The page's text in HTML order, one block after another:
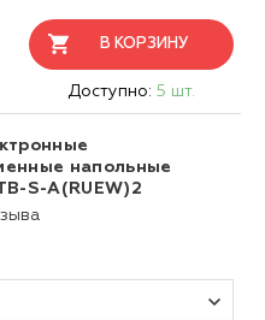
В КОРЗИНУ
Доступно: 5 шт.
напольные
S-А(RUEW)2